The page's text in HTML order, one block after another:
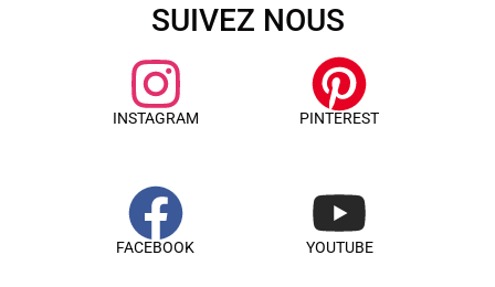
SUIVEZ NOUS
INSTAGRAM
FACEBOOK
PINTEREST
YOUTUBE